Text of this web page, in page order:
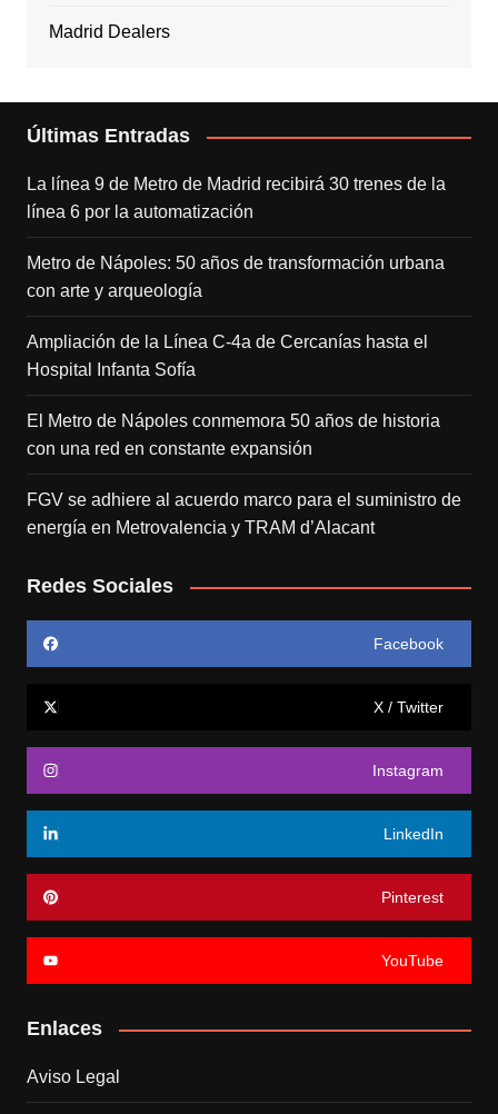
Madrid Dealers
Últimas Entradas
La línea 9 de Metro de Madrid recibirá 30 trenes de la
línea 6 por la automatización
Metro de Nápoles: 50 años de transformación urbana
con arte y arqueología
Ampliación de la Línea C-4a de Cercanías hasta el
Hospital Infanta Sofía
El Metro de Nápoles conmemora 50 años de historia
con una red en constante expansión
FGV se adhiere al acuerdo marco para el suministro de
energía en Metrovalencia y TRAM d’Alacant
Redes Sociales
Facebook
X / Twitter
Instagram
LinkedIn
Pinterest
YouTube
Enlaces
Aviso Legal